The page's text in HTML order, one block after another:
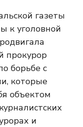
газеты
к уголовной
прокурор
борьбе с
которые
объектом
и